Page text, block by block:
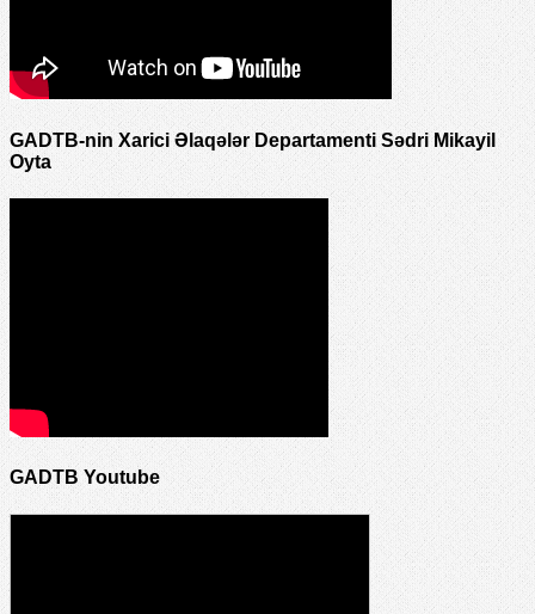
GADTB-nin Xarici Əlaqələr Departamenti Sədri Mikayil
Oyta
GADTB Youtube